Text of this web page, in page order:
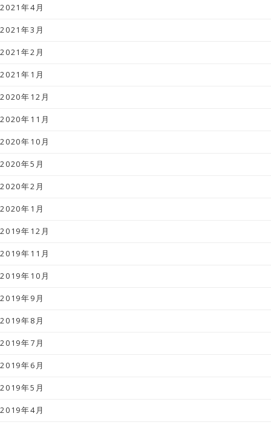
2021年4月
2021年3月
2021年2月
2021年1月
2020年12月
2020年11月
2020年10月
2020年5月
2020年2月
2020年1月
2019年12月
2019年11月
2019年10月
2019年9月
2019年8月
2019年7月
2019年6月
2019年5月
2019年4月